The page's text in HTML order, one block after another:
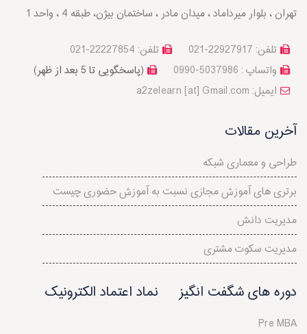
تهران ، بلوار میرداماد ، میدان مادر ، ساختمان بیژن، طبقه 4 ، واحد 1
تلفن: 22227854-021
تلفن: 22927917-021
(پاسخگویی تا 5 بعد از ظهر)
واتساپ : 5037986-0990
a2zelearn [at] Gmail.com :ایمیل
آخرین مقالات
طراحی و معماری شبکه
برتری های آموزش مجازی نسبت به آموزش حضوری چیست
مدیریت دانش
مدیریت سکوت مشتری
دوره های شگفت انگیز
Pre MBA
نماد اعتماد الکترونیک